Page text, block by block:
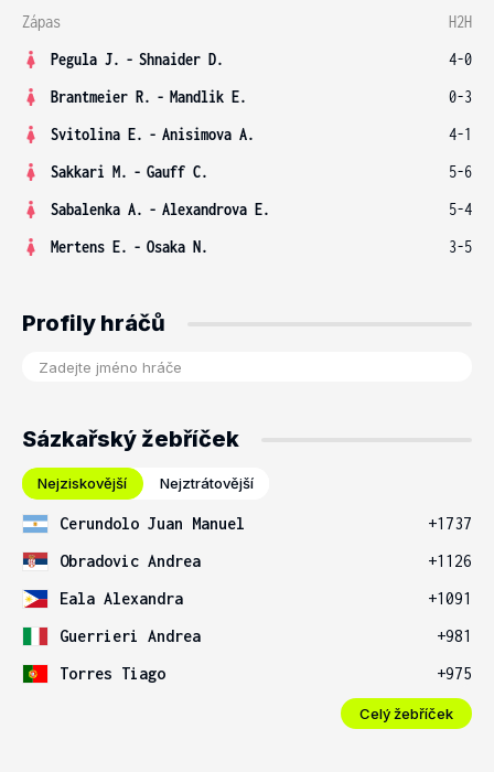
Zápas
H2H
Pegula J. - Shnaider D.
4-0
Brantmeier R. - Mandlik E.
0-3
Svitolina E. - Anisimova A.
4-1
Sakkari M. - Gauff C.
5-6
Sabalenka A. - Alexandrova E.
5-4
Mertens E. - Osaka N. 3-5
Profily hráčů
Sázkařský žebříček
Nejziskovější Nejztrátovější
Cerundolo Juan Manuel
+1737
Obradovic Andrea
+1126
Eala Alexandra
+1091
Guerrieri Andrea
+981
Torres Tiago
+975
Celý žebříček